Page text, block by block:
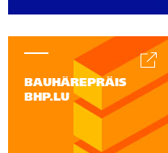
BAUHÄREPRÄIS
BHP.LU